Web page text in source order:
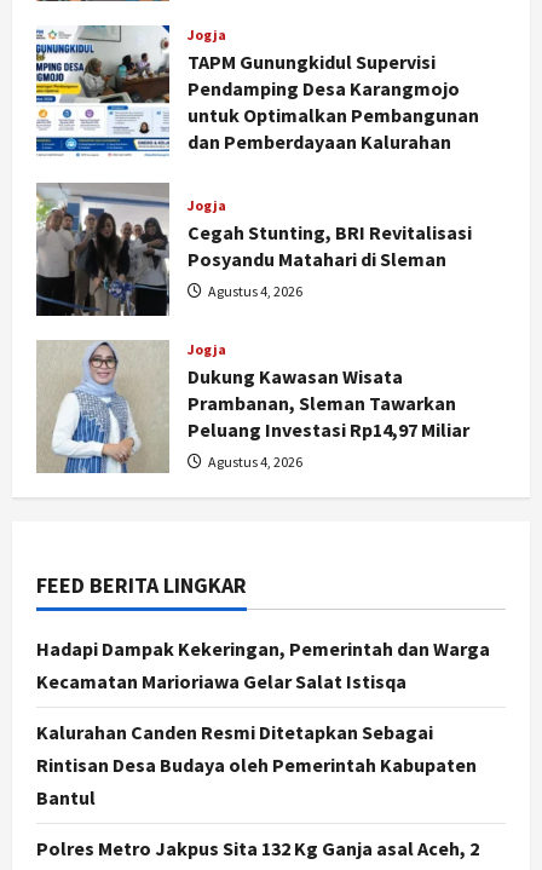
Jogja
TAPM Gunungkidul Supervisi
Pendamping Desa Karangmojo
untuk Optimalkan Pembangunan
dan Pemberdayaan Kalurahan
Jogja
Cegah Stunting, BRI Revitalisasi
Posyandu Matahari di Sleman
Agustus 4, 2026
Jogja
Dukung Kawasan Wisata
Prambanan, Sleman Tawarkan
Peluang Investasi Rp14,97 Miliar
Agustus 4, 2026
FEED BERITA LINGKAR
Hadapi Dampak Kekeringan, Pemerintah dan Warga
Kecamatan Marioriawa Gelar Salat Istisqa
Kalurahan Canden Resmi Ditetapkan Sebagai
Rintisan Desa Budaya oleh Pemerintah Kabupaten
Bantul
Polres Metro Jakpus Sita 132 Kg Ganja asal Aceh, 2
Nasional
BRIN Kembangkan Sepatu Murah
Rakyat
Agustus 7, 2026
Jogja
Gen Z Belajar Meracik Lulur Khas
Cantik Bangsawan Jawa
4
Jogja
Jasa Marga Pastikan Pembangunan
Progres 98 Persen
Agustus 6, 2026
5
Politik
Karwito Komitmen Perbaikan Jalan
Bertahap
Agustus 6, 2026